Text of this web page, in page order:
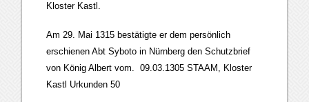
Kloster Kastl.
Am 29. Mai 1315 bestätigte er dem persönlich
erschienen Abt Syboto in Nürnberg den Schutzbrief
von König Albert vom. 09.03.1305 STAAM, Kloster
Kastl Urkunden 50